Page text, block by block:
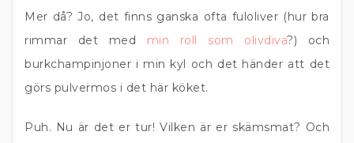
Mer då? Jo, det finns ganska ofta fuloliver (hur bra
rimmar det med min roll som olivdiva?) och
burkchampinjoner i min kyl och det händer att det
görs pulvermos i det här köket.
Puh. Nu är det er tur! Vilken är er skämsmat? Och